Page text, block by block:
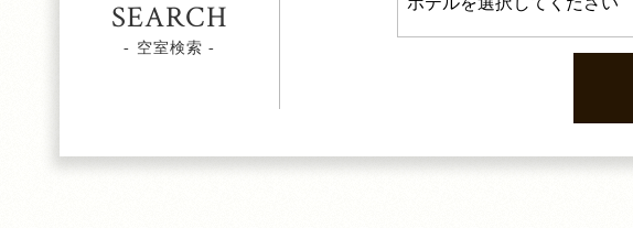
SEARCH
- 空室検索 -